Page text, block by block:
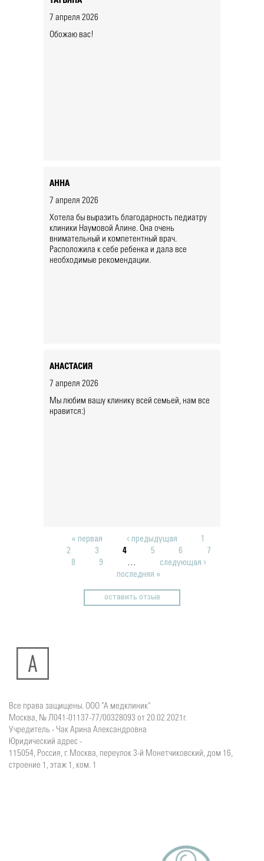
7 апреля 2026
Обожаю вас!
АННА
7 апреля 2026
Хотела бы выразить благодарность педиатру
клиники Наумовой Алине. Она очень
внимательный и компетентный врач.
Расположила к себе ребенка и дала все
необходимые рекомендации.
АНАСТАСИЯ
7 апреля 2026
Мы любим вашу клинику всей семьей, нам все
нравится:)
Страницы
« первая ‹ предыдущая
1
2
3 4 5 6
7
8
9
следующая ›
последняя »
оставить отзыв
Все права защищены. ООО "А медклиник"
Москва, № Л041-01137-77/00328093 от 20.02.2021г.
Учредитель - Чак Арина Александровна
Юридический адрес -
115054, Россия, г. Москва, переулок 3-й Монетчиковский, дом 16,
строение 1, этаж 1, ком. 1